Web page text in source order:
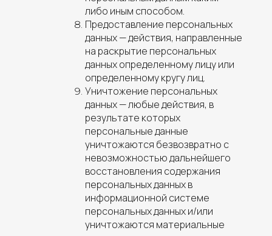
либо иным способом.
Предоставление персональных
данных —действия, направленные
на раскрытие персональных
данных определенному лицу или
определенному кругу лиц.
Уничтожение персональных
данных —любые действия, в
результате которых
персональные данные
уничтожаются безвозвратно с
невозможностью дальнейшего
восстановления содержания
персональных данных в
информационной системе
персональных данных и/или
уничтожаются материальные